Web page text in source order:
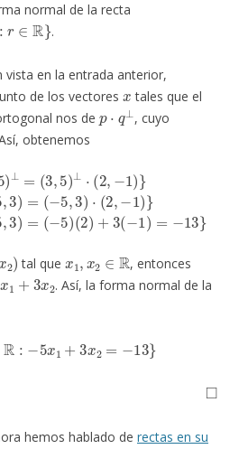
normal de la recta
.
en la entrada anterior,
de los vectores
x
tales que el
nos de
p⋅q⊥
, cuyo
obtenemos
, 5 ⋅(2 −1 ={x R2
2 x 5, 3)= ( 5)( +3(
tal que
R
, entonces
3x 2
. Así, la forma normal de la
−5 +3 −
◻
hemos hablado de rectas en su